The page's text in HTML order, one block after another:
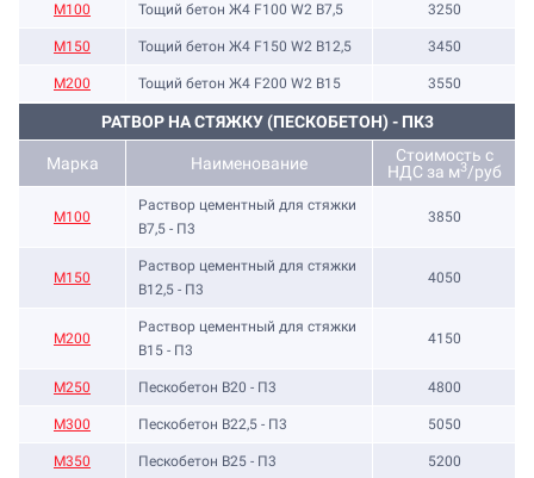
М100 Тощий бетон Ж4 F100 W2 В7,5 3250
М150 Тощий бетон Ж4 F150 W2 В12,5 3450
М200 Тощий бетон Ж4 F200 W2 В15 3550
РАТВОР НА СТЯЖКУ (ПЕСКОБЕТОН) - ПК3
Марка Наименование
Стоимость с
НДС за м3/руб
М100
Раствор цементный для стяжки
В7,5 - П3
3850
М150
Раствор цементный для стяжки
В12,5 - П3
4050
М200
Раствор цементный для стяжки
В15 - П3
4150
М250 Пескобетон В20 - П3 4800
М300 Пескобетон В22,5 - П3 5050
М350 Пескобетон В25 - П3 5200